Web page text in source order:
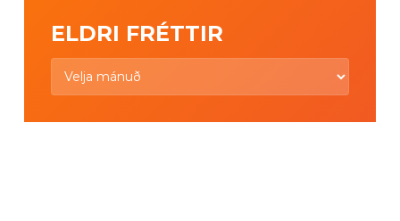
ELDRI FRÉTTIR
Eldri
fréttir